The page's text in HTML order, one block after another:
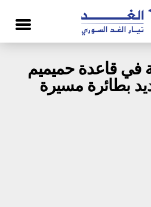
في قاعدة حميميم
بطائرة مسيرة